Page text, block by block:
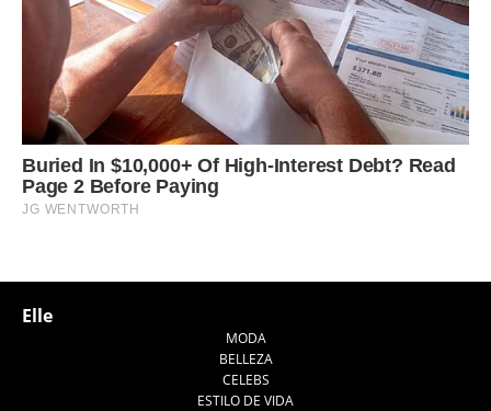
Elle
MODA
BELLEZA
CELEBS
ESTILO DE VIDA